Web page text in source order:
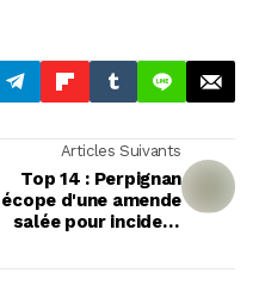
Articles Suivants
Top 14 : Perpignan
écope d'une amende
salée pour incident